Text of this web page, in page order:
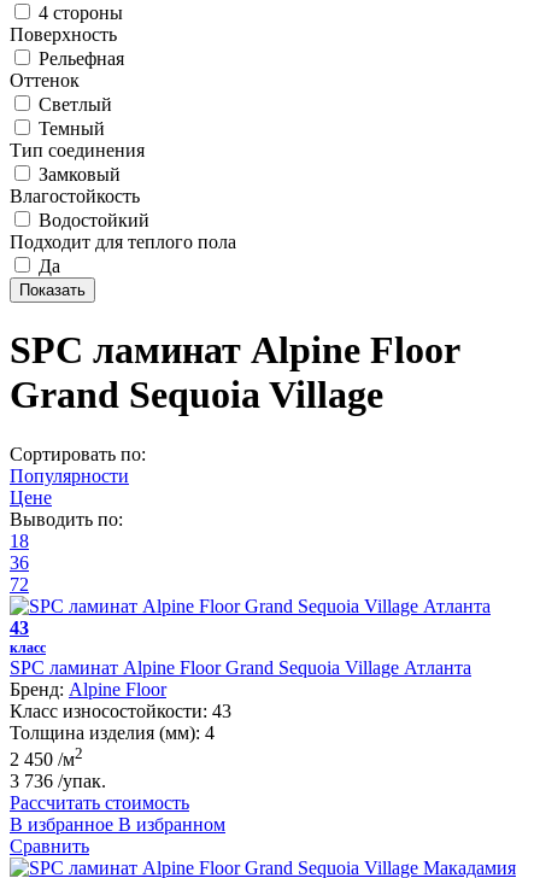
4 стороны
Поверхность
Рельефная
Оттенок
Светлый
Темный
Тип соединения
Замковый
Влагостойкость
Водостойкий
Подходит для теплого пола
Да
SPC ламинат Alpine Floor
Grand Sequoia Village
Сортировать по:
Популярности
Цене
Выводить по:
18
36
72
43
класс
SPC ламинат Alpine Floor Grand Sequoia Village Атланта
Бренд: Alpine Floor
Класс износостойкости: 43
Толщина изделия (мм): 4
2 450 /м2
3 736 /упак.
Рассчитать стоимость
В избранное В избранном
Сравнить